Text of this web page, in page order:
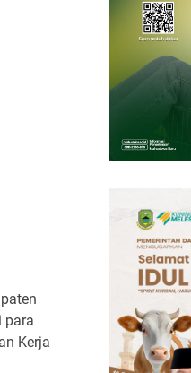
Telur Turun
Bakal Dihadiri
para
Kerja